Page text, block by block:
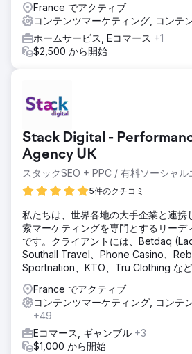
France でアクティブ
コンテンツマーケティング, コンテ
ホームサービス, Eコマース +1
$2,500 から開始
Stack Digital -
Agency UK
スタックSEO + PPC / 有料ソーシャル
5件のクチコミ
私たちは、世界各地の大手企業と連携
索マーケティングを専門とするリーデ
です。クライアントには、Betdaq
Southall Travel、Phone Casino、
Sportnation、KTO、Tru Clothing など
France でアクティブ
コンテンツマーケティング, コンテ
+49
Eコマース, ギャンブル +3
$1,000 から開始